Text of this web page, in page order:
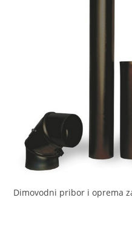
Dimovodni pribor i oprema